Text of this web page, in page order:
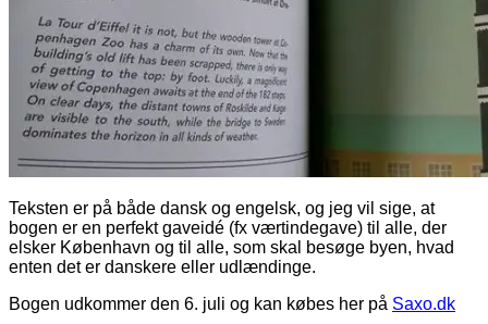
Teksten er på både dansk og engelsk, og jeg vil sige, at
bogen er en perfekt gaveidé (fx værtindegave) til alle, der
elsker København og til alle, som skal besøge byen, hvad
enten det er danskere eller udlændinge.
Bogen udkommer den 6. juli og kan købes her på Saxo.dk